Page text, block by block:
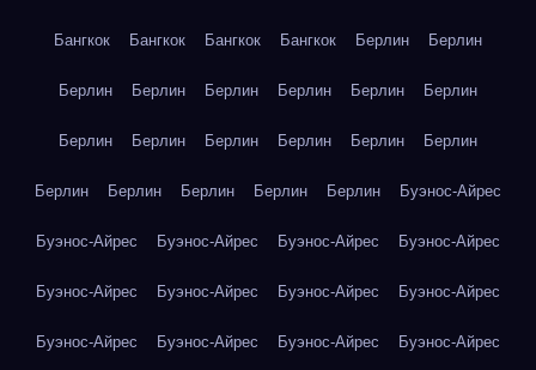
Бангкок Бангкок Бангкок Бангкок Берлин Берлин
Берлин Берлин Берлин Берлин Берлин Берлин
Берлин Берлин Берлин Берлин Берлин Берлин
Берлин Берлин Берлин Берлин Берлин Буэнос-Айрес
Буэнос-Айрес Буэнос-Айрес Буэнос-Айрес Буэнос-Айрес
Буэнос-Айрес Буэнос-Айрес Буэнос-Айрес Буэнос-Айрес
Буэнос-Айрес Буэнос-Айрес Буэнос-Айрес Буэнос-Айрес